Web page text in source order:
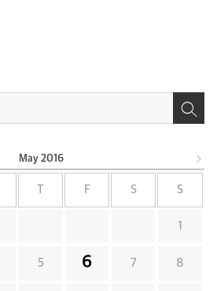
May 2016
F S S
1
5 6 7 8